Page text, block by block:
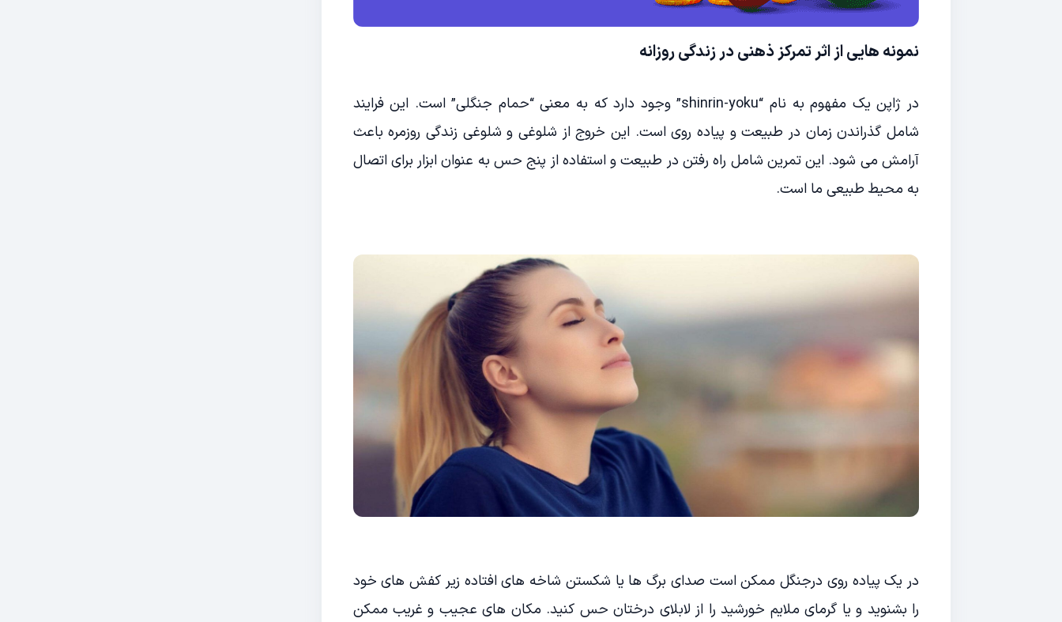
نمونه هایی از اثر تمرکز ذهنی در زندگی روزانه
در ژاپن یک مفهوم به نام “shinrin-yoku” وجود دارد که به معنی “حمام جنگلی” است. این فرایند
شامل گذراندن زمان در طبیعت و پیاده روی است. این خروج از شلوغی و شلوغی زندگی روزمره باعث
آرامش می شود. این تمرین شامل راه رفتن در طبیعت و استفاده از پنج حس به عنوان ابزار برای اتصال
به محیط طبیعی ما است.
در یک پیاده روی درجنگل ممکن است صدای برگ ها یا شکستن شاخه های افتاده زیر کفش های خود
را بشنوید و یا گرمای ملایم خورشید را از لابلای درختان حس کنید. مکان های عجیب و غریب ممکن